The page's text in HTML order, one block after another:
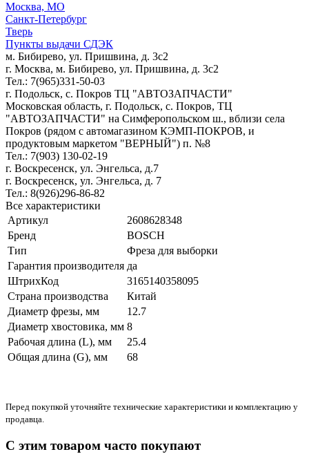
Москва, МО
Санкт-Петербург
Тверь
Пункты выдачи СДЭК
м. Бибирево, ул. Пришвина, д. 3с2
г. Москва, м. Бибирево, ул. Пришвина, д. 3с2
Тел.: 7(965)331-50-03
г. Подольск, c. Покров ТЦ "АВТОЗАПЧАСТИ"
Московская область, г. Подольск, c. Покров, ТЦ
"АВТОЗАПЧАСТИ" на Симферопольском ш., вблизи села
Покров (рядом с автомагазином КЭМП-ПОКРОВ, и
продуктовым маркетом "ВЕРНЫЙ") п. №8
Тел.: 7(903) 130-02-19
г. Воскресенск, ул. Энгельса, д.7
г. Воскресенск, ул. Энгельса, д. 7
Тел.: 8(926)296-86-82
Все характеристики
Артикул
2608628348
Бренд
BOSCH
Тип
Фреза для выборки
Гарантия производителя да
ШтрихКод
3165140358095
Страна производства
Китай
Диаметр фрезы, мм
12.7
Диаметр хвостовика, мм 8
Рабочая длина (L), мм
25.4
Общая длина (G), мм
68
Перед покупкой уточняйте технические характеристики и комплектацию у
продавца.
С этим товаром часто покупают